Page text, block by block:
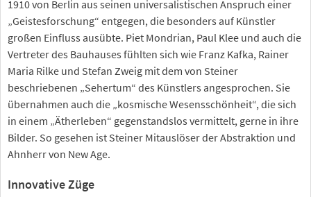
1910 von Berlin aus seinen universalistischen Anspruch einer
„Geistesforschung“ entgegen, die besonders auf Künstler
großen Einfluss ausübte. Piet Mondrian, Paul Klee und auch die
Vertreter des Bauhauses fühlten sich wie Franz Kafka, Rainer
Maria Rilke und Stefan Zweig mit dem von Steiner
beschriebenen „Sehertum“ des Künstlers angesprochen. Sie
übernahmen auch die „kosmische Wesensschönheit“, die sich
in einem „Ätherleben“ gegenstandslos vermittelt, gerne in ihre
Bilder. So gesehen ist Steiner Mitauslöser der Abstraktion und
Ahnherr von New Age.
Innovative Züge